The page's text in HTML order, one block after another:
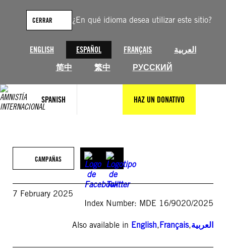
¿En qué idioma desea utilizar este sitio?
ENGLISH ESPAÑOL FRANÇAIS
العربية
简中
繁中 РУССКИЙ
CERRAR
SPANISH HAZ UN DONATIVO
contenido
CAMPAÑAS
7 February 2025
Index Number: MDE 16/9020/2025
Also available in English,Français,العربية